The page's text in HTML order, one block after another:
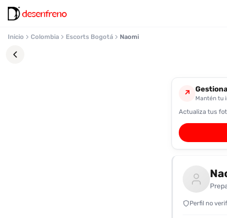
Inicio Colombia Escorts Bogotá Naomi
↗
Mantén tu
Actualiza tus
Perfil no